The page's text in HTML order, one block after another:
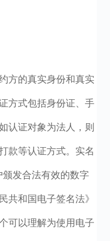
方的真实身份和真实
方式包括身份证、手
认证对象为法人，则
款等认证方式。实名
发合法有效的数字
共和国电子签名法》
可以理解为使用电子